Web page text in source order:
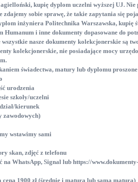
, kupię dyplom uczelni wyższej UJ. Nie
zdajemy sobie sprawę, że takie zapytania się
inżyniera Politechnika Warszawska, kupię
Humanum i inne dokumenty dopasowane do
nasze dokumenty kolekcjonerskie są
kolekcjonerskie, nie posiadające mocy
świadectwa, matury lub dyplomu
urodzenia
szkoły/uczelni
kierunek
zawodowych)
wstawimy sami
skan, zdjęć z telefonu
na WhatsApp, Signal lub https://
1900 zł (średnie i matura lub sama matura)
z
z
Świadectwo
szkoły średniej
06 września, 2025